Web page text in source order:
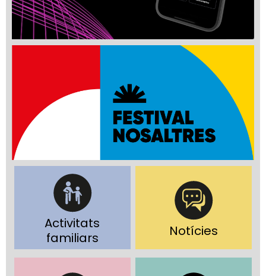
Activitats
familiars
Notícies